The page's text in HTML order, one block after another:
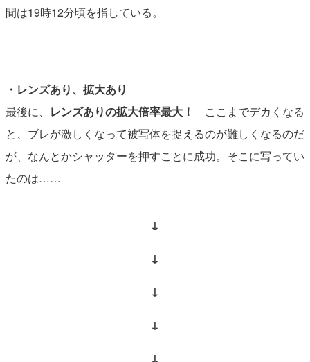
間は19時12分頃を指している。
・レンズあり、拡大あり
最後に、 レンズありの拡大倍率最大！
ここまでデカくなる
と、ブレが激しくなって被写体を捉えるのが難しくなるのだ
が、なんとかシャッターを押すことに成功。そこに写ってい
たのは……
↓
↓
↓
↓
↓